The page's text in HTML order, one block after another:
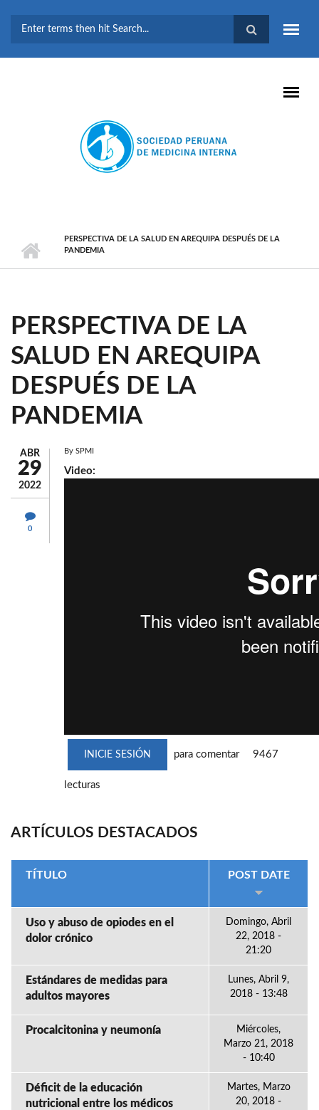
BÚSQUEDA
PERSPECTIVA DE LA SALUD EN AREQUIPA DESPUÉS DE LA
PANDEMIA
PERSPECTIVA DE LA
SALUD EN AREQUIPA
DESPUÉS DE LA
PANDEMIA
ABR
29
2022
0
By SPMI
Video:
INICIE SESIÓN para comentar 9467
lecturas
ARTÍCULOS DESTACADOS
TÍTULO POST DATE
Uso y abuso de opiodes en el
dolor crónico
Domingo, Abril
22, 2018 -
21:20
Estándares de medidas para
adultos mayores
Lunes, Abril 9,
2018 - 13:48
Procalcitonina y neumonía
Miércoles,
Marzo 21, 2018
- 10:40
Déficit de la educación
nutricional entre los médicos
Martes, Marzo
20, 2018 -